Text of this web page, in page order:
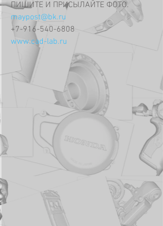
ПИШИТЕ И ПРИСЫЛАЙТЕ ФОТО.
maypost@bk.ru
+7-916-540-6808
www.cad-lab.ru